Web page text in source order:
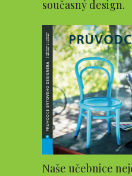
současný design.
Naše učebnice